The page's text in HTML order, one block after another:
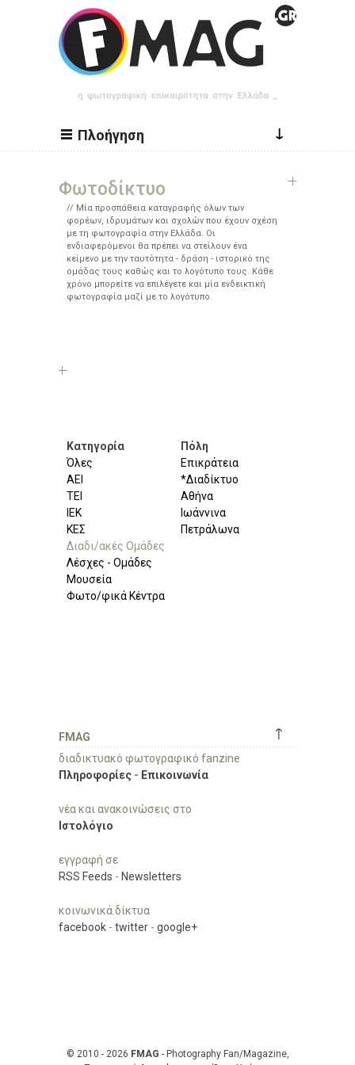
Παράκαμψη προς το κυρίως περιεχόμενο
Πλοήγηση ↓
Φωτοδίκτυο
Μία προσπάθεια καταγραφής όλων των
φορέων, ιδρυμάτων και σχολών που έχουν σχέση
με τη φωτογραφία στην Ελλάδα. Οι
ενδιαφερόμενοι θα πρέπει να στείλουν ένα
κείμενο με την ταυτότητα - δράση - ιστορικό της
ομάδας τους καθώς και το λογότυπο τους. Κάθε
χρόνο μπορείτε να επιλέγετε και μία ενδεικτική
φωτογραφία μαζί με το λογότυπο.
Κατηγορία
Όλες
ΑΕΙ
ΤΕΙ
ΙΕΚ
ΚΕΣ
Διαδι/ακές Ομάδες
Λέσχες - Ομάδες
Μουσεία
Φωτο/φικά Κέντρα
Πόλη
Επικράτεια
*Διαδίκτυο
Αθήνα
Ιωάννινα
Πετράλωνα
↑
FMAG
διαδικτυακό φωτογραφικό fanzine
Πληροφορίες - Επικοινωνία
νέα και ανακοινώσεις στο
Ιστολόγιο
εγγραφή σε
RSS Feeds - Newsletters
κοινωνικά δίκτυα
facebook - twitter - google+
© 2010 - 2026 FMAG - Photography Fan/Magazine,